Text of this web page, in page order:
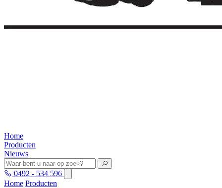
Home
Producten
Nieuws
0492 - 534 596
Home Producten